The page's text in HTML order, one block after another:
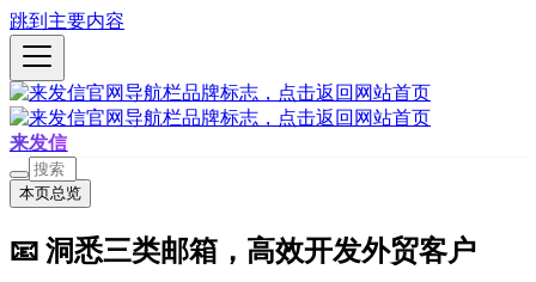
跳到主要内容
来发信
本页总览
📧 洞悉三类邮箱，高效开发外贸客户